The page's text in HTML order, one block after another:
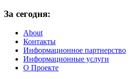
За сегодня:
About
Контакты
Информационное партнерство
Информационные услуги
О Проекте